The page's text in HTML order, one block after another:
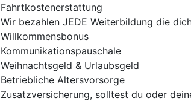
Fahrtkostenerstattung
Wir bezahlen JEDE Weiterbildung die
Willkommensbonus
Kommunikationspauschale
Weihnachtsgeld & Urlaubsgeld
Betriebliche Altersvorsorge
Zusatzversicherung, solltest du oder